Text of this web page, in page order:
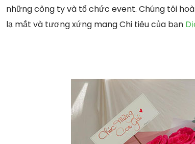
những công ty và tổ chức event. Chúng tôi
lạ mắt và tương xứng mang Chi tiêu của bạn